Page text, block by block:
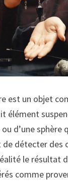
est un objet
élément
d’une sphère
détecter des
le résultat
comme